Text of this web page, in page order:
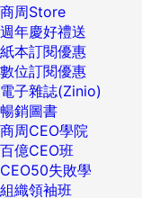
商周Store
週年慶好禮送
紙本訂閱優惠
數位訂閱優惠
電子雜誌(Zinio)
暢銷圖書
商周CEO學院
百億CEO班
CEO50失敗學
組織領袖班